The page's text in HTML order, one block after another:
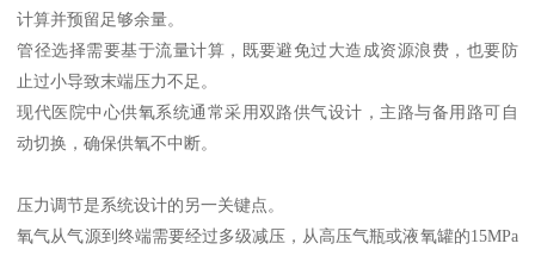
计算并预留足够余量。
管径选择需要基于流量计算，既要避免过大造成资源浪费，也要防
止过小导致末端压力不足。
现代医院中心供氧系统通常采用双路供气设计，主路与备用路可自
动切换，确保供氧不中断。
压力调节是系统设计的另一关键点。
氧气从气源到终端需要经过多级减压，从高压气瓶或液氧罐的15MPa